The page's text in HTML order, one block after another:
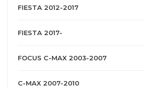
FIESTA 2012-2017
FIESTA 2017-
FOCUS C-MAX 2003-2007
C-MAX 2007-2010